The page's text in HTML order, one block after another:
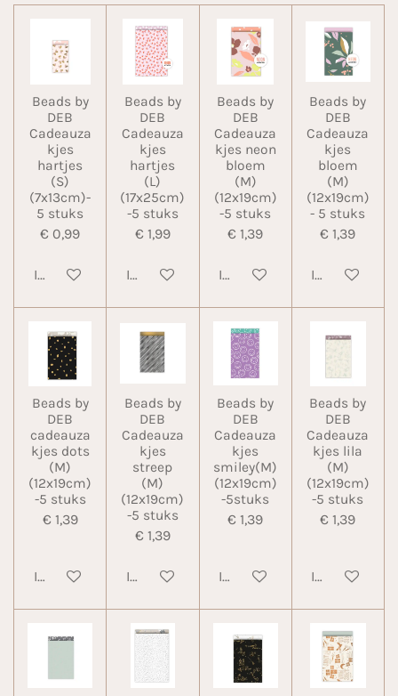
Beads by
DEB
Cadeauza
kjes
hartjes
(S)
(7x13cm)-
5 stuks
€ 0,99
In winkelwagen
Beads by
DEB
Cadeauza
kjes
hartjes
(L)
(17x25cm)
-5 stuks
€ 1,99
In winkelwagen
Beads by
DEB
Cadeauza
kjes neon
bloem
(M)
(12x19cm)
-5 stuks
€ 1,39
In winkelwagen
Beads by
DEB
Cadeauza
kjes
bloem
(M)
(12x19cm)
- 5 stuks
€ 1,39
In
Beads by
DEB
cadeauza
kjes dots
(M)
(12x19cm)
-5 stuks
€ 1,39
In winkelwagen
Beads by
DEB
Cadeauza
kjes
streep
(M)
(12x19cm)
-5 stuks
€ 1,39
In winkelwagen
Beads by
DEB
Cadeauza
kjes
smiley(M)
(12x19cm)
-5stuks
€ 1,39
In winkelwagen
Beads by
DEB
Cadeauza
kjes lila
(M)
(12x19cm)
-5 stuks
€ 1,39
In